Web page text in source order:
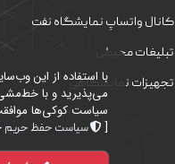
کانال واتساپ نمایشگاه نفت
تبلیغات محیطی
تجهیزات نمایشگاهیبا استفاده از این
می‌پذیرید و با خط‌مشی
سیاست کوکی‌ها
[
سیاست حفظ